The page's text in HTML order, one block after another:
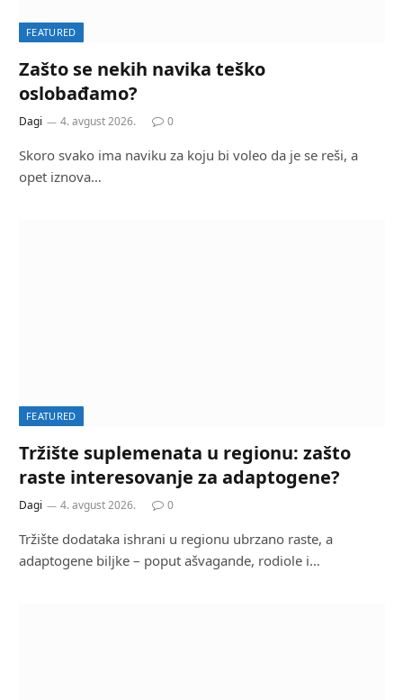
FEATURED
Zašto se nekih navika teško
oslobađamo?
Dagi 4. avgust 2026. 0
Skoro svako ima naviku za koju bi voleo da je se reši, a
opet iznova…
FEATURED
Tržište suplemenata u regionu: zašto
raste interesovanje za adaptogene?
Dagi 4. avgust 2026. 0
Tržište dodataka ishrani u regionu ubrzano raste, a
adaptogene biljke – poput ašvagande, rodiole i…